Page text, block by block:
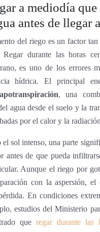
a mediodía que
antes de llegar
del riego es un factor
Regar durante las horas
es uno de los errores
hídrica. El principal
, una
agua desde el suelo y la
por el calor y la
el sol intenso, una parte
antes de que pueda
Aunque el riego por
con la aspersión, el
En condiciones
estudios del Ministerio
que regar durante las